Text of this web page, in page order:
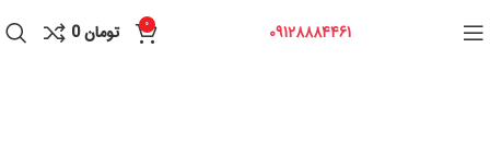
09128884461
0 تومان0